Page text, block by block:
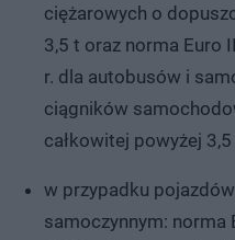
ciężarowych o
3,5 t oraz norma Euro
r. dla autobusów i
ciągników
całkowitej powyżej 3,5
w przypadku
samoczynnym: norma